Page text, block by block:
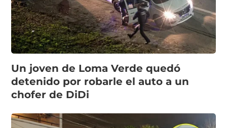
Un joven de Loma Verde quedó
detenido por robarle el auto a un
chofer de DiDi